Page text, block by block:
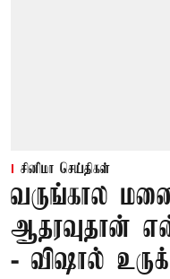
சினிமா செய்திகள்
வருங்கால
ஆதரவுதான்
- விஷால்